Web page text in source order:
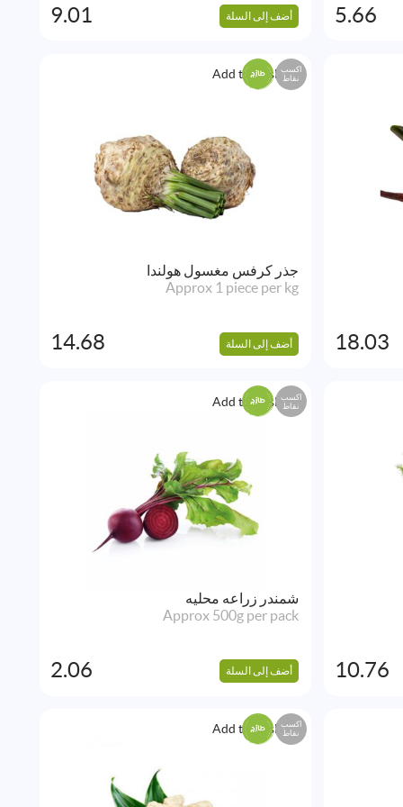
5.66 أضف إلى السلة 9.01
18.03
Add to Wishlist
اكسب
نقاط
جذر كرفس مغسول هولندا
Approx 1 piece per kg
أضف إلى السلة 14.68
10.76
Add to Wishlist
اكسب
نقاط
شمندر زراعه محليه
Approx 500g per pack
أضف إلى السلة 2.06
Add to Wishlist
اكسب
نقاط